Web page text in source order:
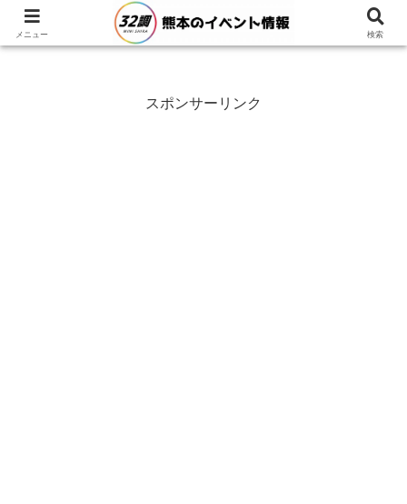
スポンサーリンク
メニュー 検索